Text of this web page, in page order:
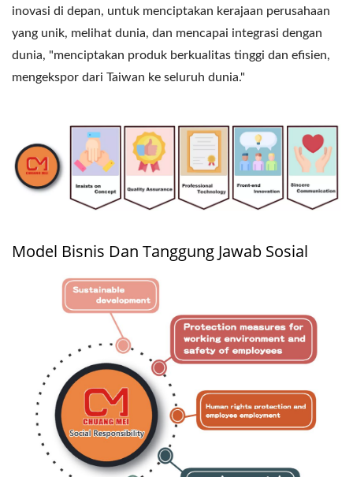
inovasi di depan, untuk menciptakan kerajaan perusahaan
yang unik, melihat dunia, dan mencapai integrasi dengan
dunia, "menciptakan produk berkualitas tinggi dan efisien,
mengekspor dari Taiwan ke seluruh dunia."
Model Bisnis Dan Tanggung Jawab Sosial